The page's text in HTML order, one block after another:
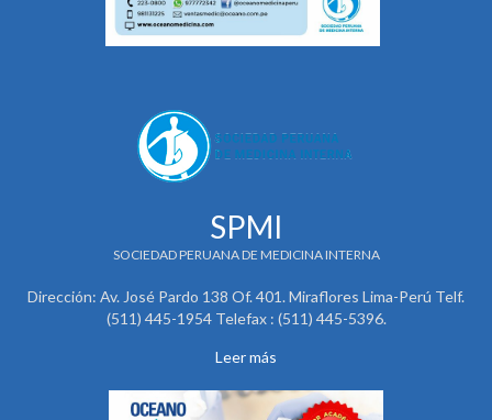
SPMI
SOCIEDAD PERUANA DE MEDICINA INTERNA
Dirección: Av. José Pardo 138 Of. 401. Miraflores Lima-Perú Telf.
(511) 445-1954 Telefax : (511) 445-5396.
Leer más